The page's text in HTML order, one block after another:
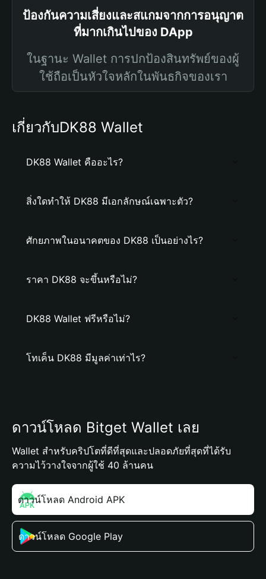
ป้องกันความเสี่ยงและสแกมจากการอนุญาต
ที่มากเกินไปของ DApp
ในฐานะ Wallet การปกป้องสินทรัพย์ของผู้
ใช้ถือเป็นหัวใจหลักในพันธกิจของเรา
เกี่ยวกับDK88 Wallet
DK88 Wallet คืออะไร?
สิ่งใดทำให้ DK88 มีเอกลักษณ์เฉพาะตัว?
ศักยภาพในอนาคตของ DK88 เป็นอย่างไร?
ราคา DK88 จะขึ้นหรือไม่?
DK88 Wallet ฟรีหรือไม่?
โทเค็น DK88 มีมูลค่าเท่าไร?
ดาวน์โหลด Bitget Wallet เลย
Wallet สำหรับคริปโตที่ดีที่สุดและปลอดภัยที่สุดที่ได้รับ
ความไว้วางใจจากผู้ใช้ 40 ล้านคน
ดาวน์โหลด Android APK
ดาวน์โหลด Google Play